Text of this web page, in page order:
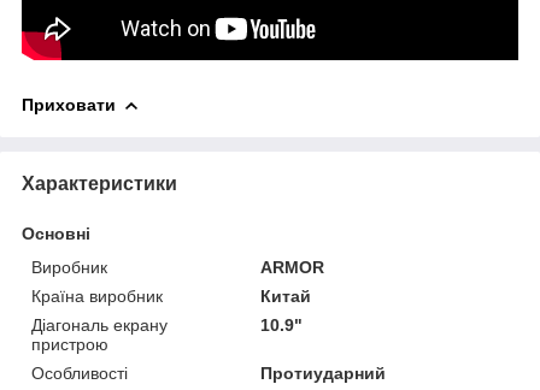
Приховати
Характеристики
Основні
Виробник
ARMOR
Країна виробник
Китай
Діагональ екрану
пристрою
10.9"
Особливості
Протиударний